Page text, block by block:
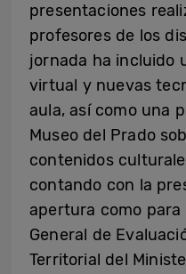
presentaciones
profesores de los
jornada ha incluido
virtual y nuevas
aula, así como una
Museo del Prado
contenidos
contando con la
apertura como
General de
Territorial del